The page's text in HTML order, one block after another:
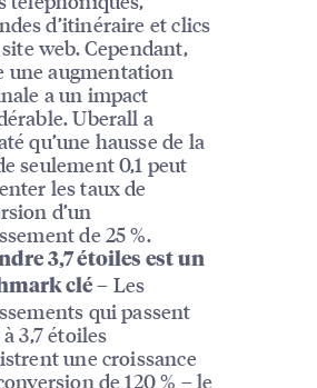
d’itinéraire et clics
web. Cependant,
une augmentation
a un impact
Uberall a
qu’une hausse de la
seulement 0,1 peut
les taux de
d’un
de 25 %.
3,7 étoiles est un
clé – Les
qui passent
à 3,7 étoiles
une croissance
de 120 % – le